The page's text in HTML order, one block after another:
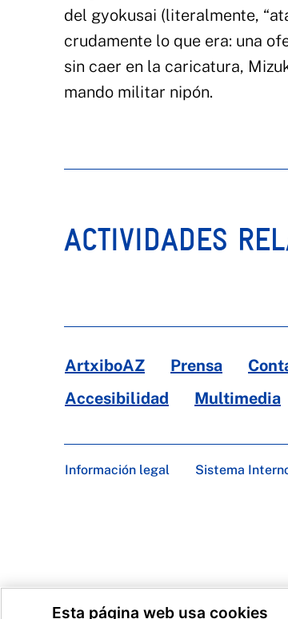
del gyokusai (literalmente,
crudamente lo que era: una
sin caer en la caricatura,
mando militar nipón.
ACTIVIDADES
ArtxiboAZ Prensa
Accesibilidad
Multimedia
Información legal Sistema
Esta página web usa cookies